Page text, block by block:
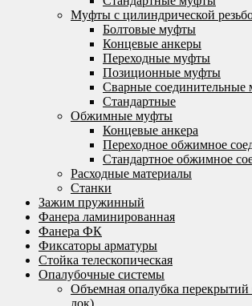
Муфты с цилиндрической
Болтовые муфты
Концевые анкеры
Переходные муфты
Позиционные муфты
Сварные соединительные
Стандартные
Обжимные муфты
Концевые анкера
Переходное обжимное
Стандартное обжимное
Расходные материалы
Станки
Зажим пружинный
Фанера ламинированная
Фанера ФК
Фиксаторы арматуры
Стойка телескопическая
Опалубочные системы
Объемная опалубка
лок)